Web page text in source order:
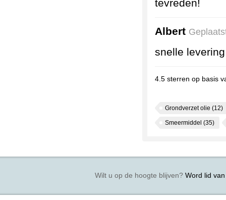
tevreden!
Albert
snelle
4.5 sterren op basis
Grondverzet olie (12)
Smeermiddel (35)
Wilt u op de hoogte blijven?Word lid van